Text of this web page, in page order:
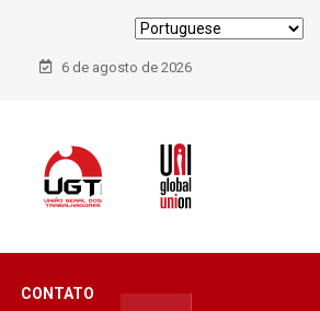
6 de agosto de 2026
CONTATO